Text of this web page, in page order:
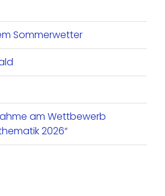
Sommerwetter
am Wettbewerb
2026“